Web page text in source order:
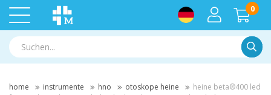
0
home instrumente hno otoskope heine
heine beta®400 led